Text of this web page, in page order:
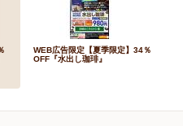
WEB広告限定【夏季限定】34％
OFF『水出し珈琲』